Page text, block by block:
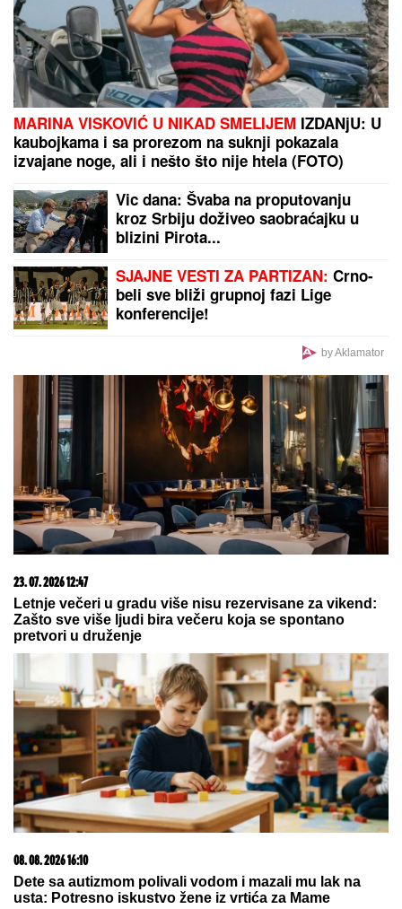
MARINA VISKOVIĆ U NIKAD SMELIJEM IZDANjU: U
kaubojkama i sa prorezom na suknji pokazala
izvajane noge, ali i nešto što nije htela (FOTO)
Vic dana: Švaba na proputovanju
kroz Srbiju doživeo saobraćajku u
blizini Pirota...
SJAJNE VESTI ZA PARTIZAN: Crno-
beli sve bliži grupnoj fazi Lige
konferencije!
by Aklamator
23. 07. 2026 12:47
Letnje večeri u gradu više nisu rezervisane za vikend:
Zašto sve više ljudi bira večeru koja se spontano
pretvori u druženje
08. 08. 2026 16:10
Dete sa autizmom polivali vodom i mazali mu lak na
usta: Potresno iskustvo žene iz vrtića za Mame